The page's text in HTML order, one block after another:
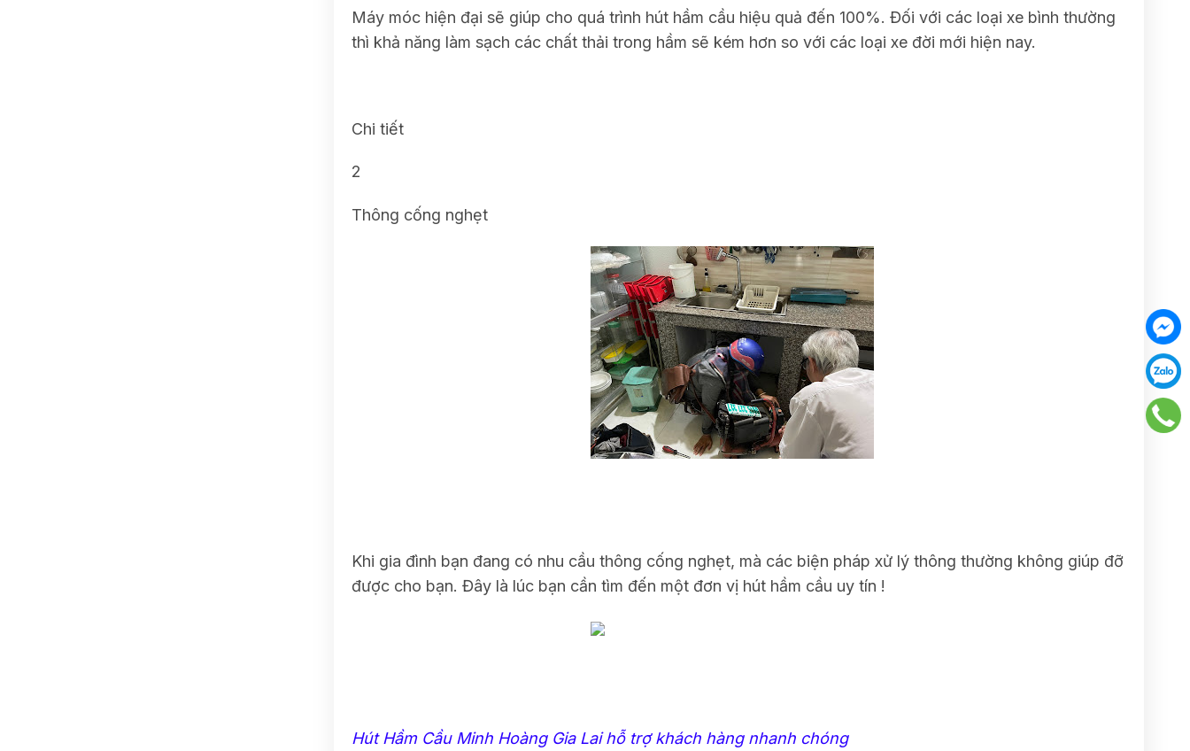
Máy móc hiện đại sẽ giúp cho quá trình hút hầm cầu hiệu quả đến 100%. Đối với các loại xe bình thường
thì khả năng làm sạch các chất thải trong hầm sẽ kém hơn so với các loại xe đời mới hiện nay.
Chi tiết
2
Thông cống nghẹt
Khi gia đình bạn đang có nhu cầu thông cống nghẹt, mà các biện pháp xử lý thông thường không giúp đỡ
được cho bạn. Đây là lúc bạn cần tìm đến một đơn vị hút hầm cầu uy tín !
Hút Hầm Cầu Minh Hoàng Gia Lai hỗ trợ khách hàng nhanh chóng